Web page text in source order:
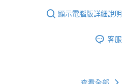
顯示電腦版詳細說明
客服